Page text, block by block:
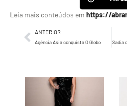
Leia mais conteúdos em https://
ANTERIOR
Agência Asia conquista O Globo